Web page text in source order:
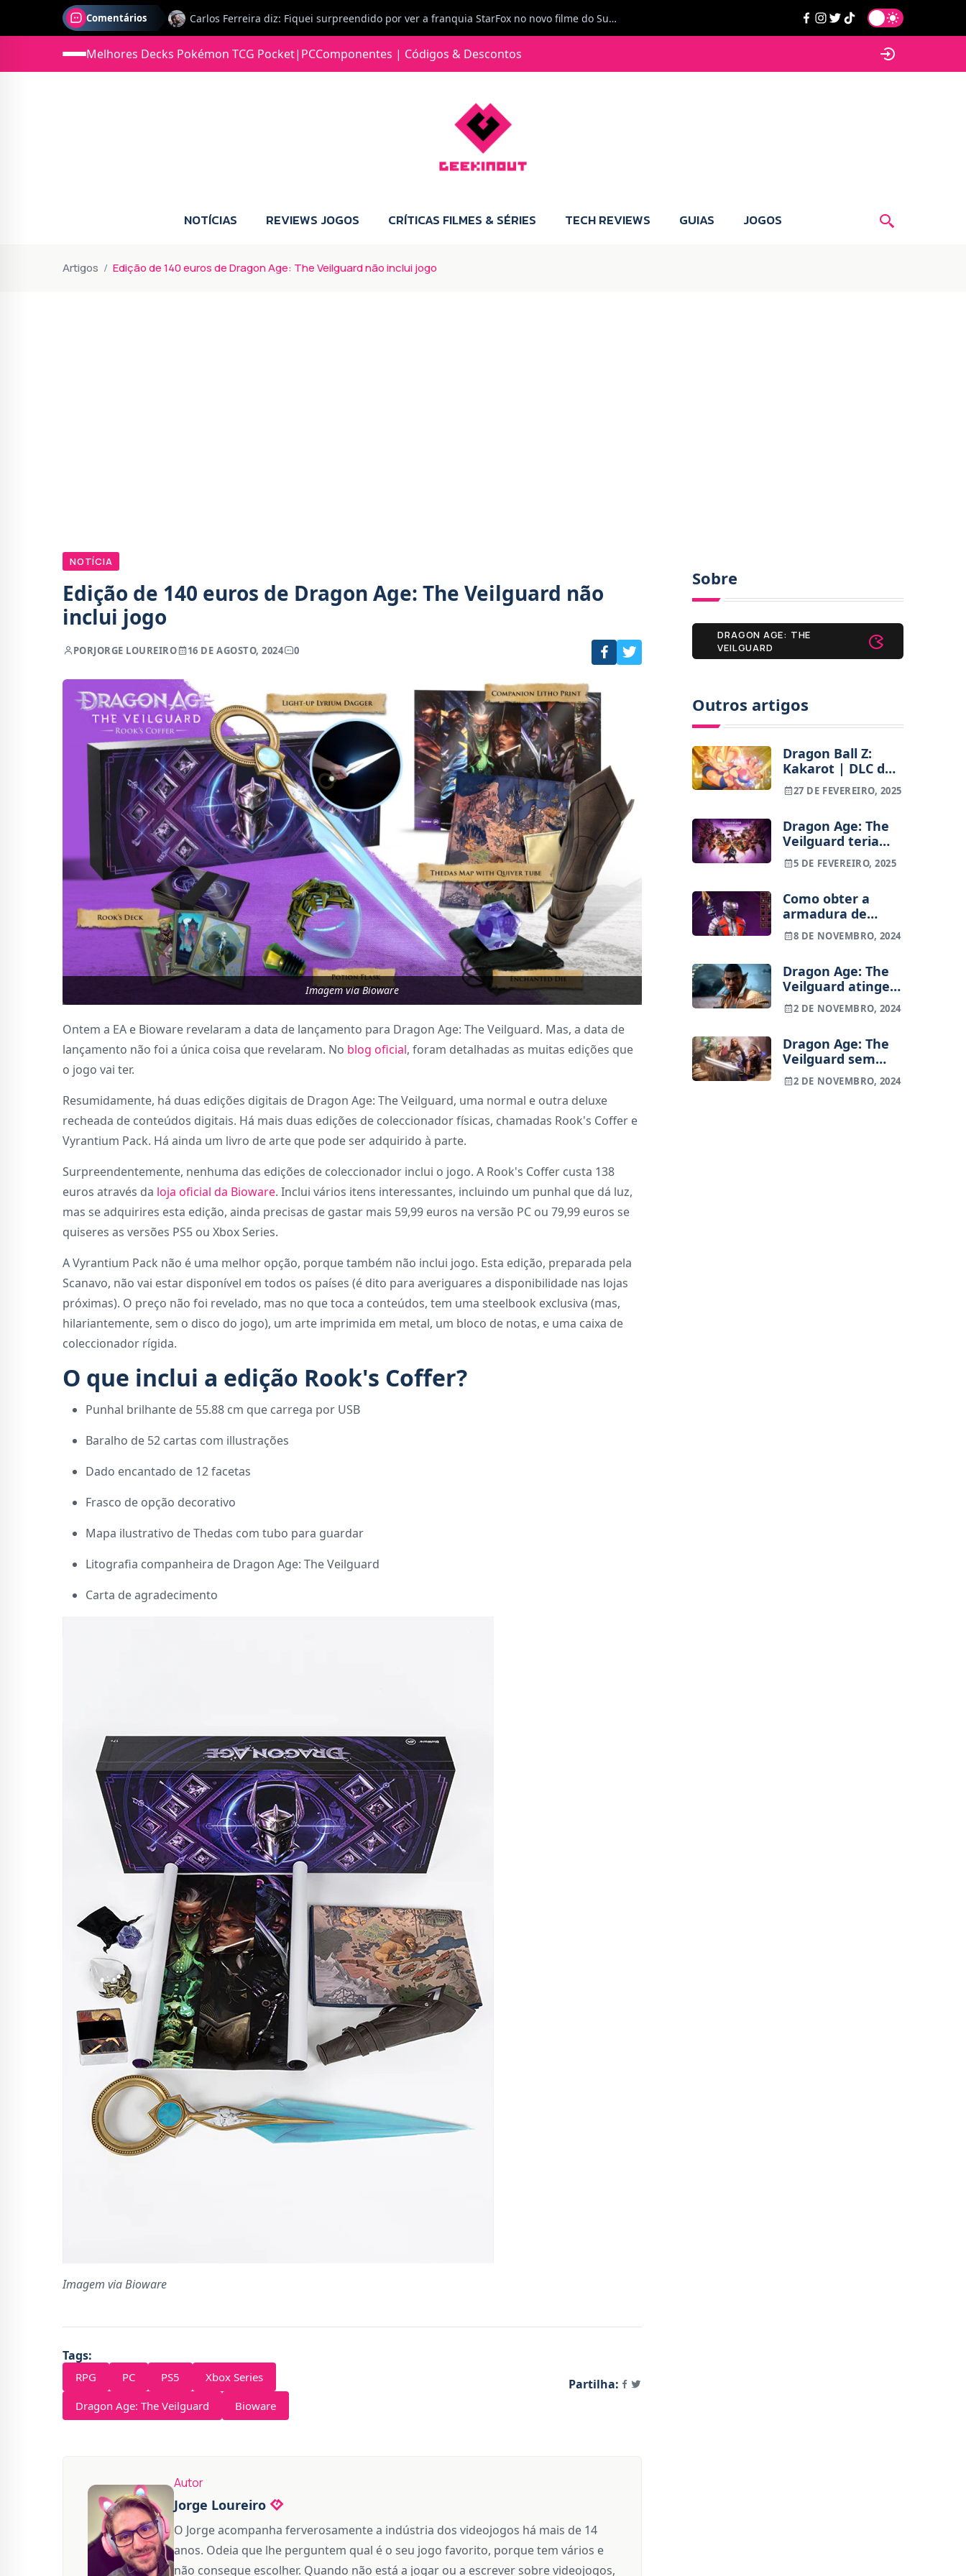
Comentários Jorge Loureiro | Fearme diz: A versão da Switch 2 tem censura... mas também não perdes muito.
Jonas diz: Estou seriamente com vontade para comprar para a Switch 2 :P
Jorge Loureiro | Fearme diz: Boas, obrigado pelo teu comentário. Talvez seja verdade que a Microsoft está a tentar redefinir o futuro dos jogos, mas para uma marca que já trocou de estratégia tantas vezes, é difícil acreditar em mais uma virada de direção. Basta lembrar do Kinect, da aposta no cloud gaming, ou mesmo do discurso de que os exclusivos eram "essenciais": todas essas promessas acabaram por perder força com o tempo. Além disso, há um ponto chave que estás a ignorar: as consolas Xbox. Está à vista que foram praticamente abandonadas. Quem comprou uma Xbox Series X a pensar que ia ser a máquina indispensável para jogar exclusivos, ficou a arder, porque hoje esses jogos chegam também ao PC e, cada vez mais, até à concorrência. Isso mina a identidade da marca e enfraquece a confiança dos jogadores. A PlayStation até pode estar a lançar alguns jogos na Xbox como o Helldivers 2, mas não é o catálogo inteiro. Desta forma, as consolas PS5 continuam a ter valor.
Melhores Decks Pokémon TCG Pocket| PCComponentes | Códigos & Descontos
NOTÍCIAS REVIEWS JOGOS CRÍTICAS FILMES & SÉRIES TECH REVIEWS GUIAS JOGOS
Artigos Edição de 140 euros de Dragon Age: The Veilguard não inclui jogo
NOTÍCIA
Edição de 140 euros de Dragon Age: The Veilguard não
inclui jogo
PORJORGE LOUREIRO 16 DE AGOSTO, 2024 0
Imagem via Bioware
Ontem a EA e Bioware revelaram a data de lançamento para Dragon Age: The Veilguard. Mas, a data de
lançamento não foi a única coisa que revelaram. No blog oficial, foram detalhadas as muitas edições que
o jogo vai ter.
Resumidamente, há duas edições digitais de Dragon Age: The Veilguard, uma normal e outra deluxe
recheada de conteúdos digitais. Há mais duas edições de coleccionador físicas, chamadas Rook's Coffer e
Vyrantium Pack. Há ainda um livro de arte que pode ser adquirido à parte.
Surpreendentemente, nenhuma das edições de coleccionador inclui o jogo. A Rook's Coffer custa 138
euros através da loja oficial da Bioware. Inclui vários itens interessantes, incluindo um punhal que dá luz,
mas se adquirires esta edição, ainda precisas de gastar mais 59,99 euros na versão PC ou 79,99 euros se
quiseres as versões PS5 ou Xbox Series.
A Vyrantium Pack não é uma melhor opção, porque também não inclui jogo. Esta edição, preparada pela
Scanavo, não vai estar disponível em todos os países (é dito para averiguares a disponibilidade nas lojas
próximas). O preço não foi revelado, mas no que toca a conteúdos, tem uma steelbook exclusiva (mas,
hilariantemente, sem o disco do jogo), um arte imprimida em metal, um bloco de notas, e uma caixa de
coleccionador rígida.
O que inclui a edição Rook's Coffer?
Punhal brilhante de 55.88 cm que carrega por USB
Baralho de 52 cartas com illustrações
Dado encantado de 12 facetas
Frasco de opção decorativo
Mapa ilustrativo de Thedas com tubo para guardar
Litografia companheira de Dragon Age: The Veilguard
Carta de agradecimento
Imagem via Bioware
Tags:
RPG PC PS5
Xbox Series
Dragon Age: The Veilguard
Bioware
Partilha:
Autor
Jorge Loureiro
O Jorge acompanha ferverosamente a indústria dos videojogos há mais de 14
anos. Odeia que lhe perguntem qual é o seu jogo favorito, porque tem vários e
não consegue escolher. Quando não está a jogar ou a escrever sobre videojogos,
Sobre
DRAGON AGE: THE
VEILGUARD
Outros artigos
Dragon Ball Z:
Kakarot | DLC de
Dragon Ball Daima
ganha janela de
novos detalhes,
incluindo o preço
27 DE FEVEREIRO, 2025
Dragon Age: The
Veilguard teria
mais sucesso
como live service,
EA
5 DE FEVEREIRO, 2025
Como obter a
armadura de
Mass Effect em
Dragon Age: The
8 DE NOVEMBRO, 2024
Dragon Age: The
Veilguard atinge
novo pico de 84
mil jogadores na
2 DE NOVEMBRO, 2024
Dragon Age: The
Veilguard sem
DLC; Bioware vai
focar-se em Mass
2 DE NOVEMBRO, 2024